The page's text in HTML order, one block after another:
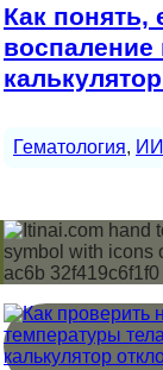
Как понять,
Гематология, ИИ